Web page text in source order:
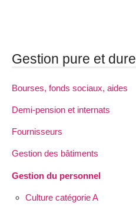
Gestion pure et dure
Bourses, fonds sociaux, aides
Demi-pension et internats
Fournisseurs
Gestion des bâtiments
Gestion du personnel
Culture catégorie A